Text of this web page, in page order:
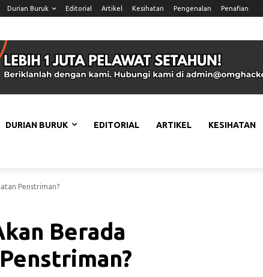
Durian Buruk Editorial Artikel Kesihatan Pengenalan Penafian
DURIAN BURUK EDITORIAL ARTIKEL KESIHATAN
Penstriman?
Berada